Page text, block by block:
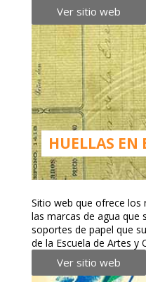
Ver sitio web
HUELLAS EN
Sitio web que ofrece los
las marcas de agua que
soportes de papel que
de la Escuela de Artes y
Ver sitio web